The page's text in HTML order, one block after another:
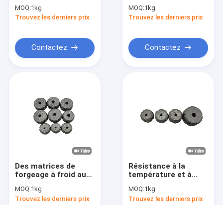
élevées pour la
fabrication de
MOQ:1kg
Trouvez les derniers prix
Contactez
MOQ:1kg
Trouvez les derniers prix
Contactez
Des matrices de
forgeage à froid au
personnalisées pour
des résultats de
MOQ:1kg
Trouvez les derniers prix
Résistance à la
température et à
vis pour matériaux en
acier
MOQ:1kg
Trouvez les derniers prix